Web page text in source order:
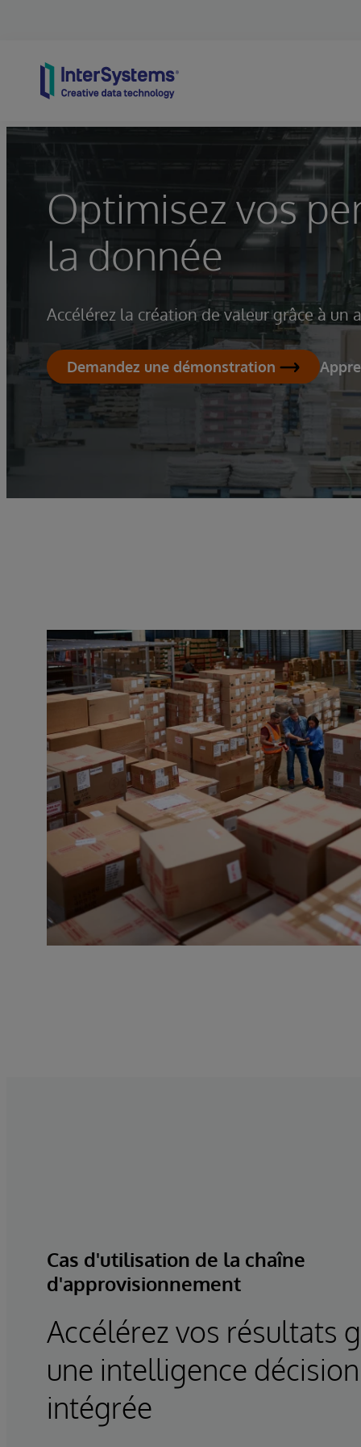
Optimisez vos
la donnée
Accélérez la création de valeur grâce à un
Demandez une démonstration
Cas d'utilisation de la chaîne
d'approvisionnement
Accélérez vos résultats
une intelligence
intégrée